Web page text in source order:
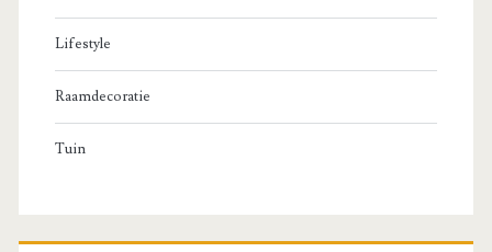
Lifestyle
Raamdecoratie
Tuin